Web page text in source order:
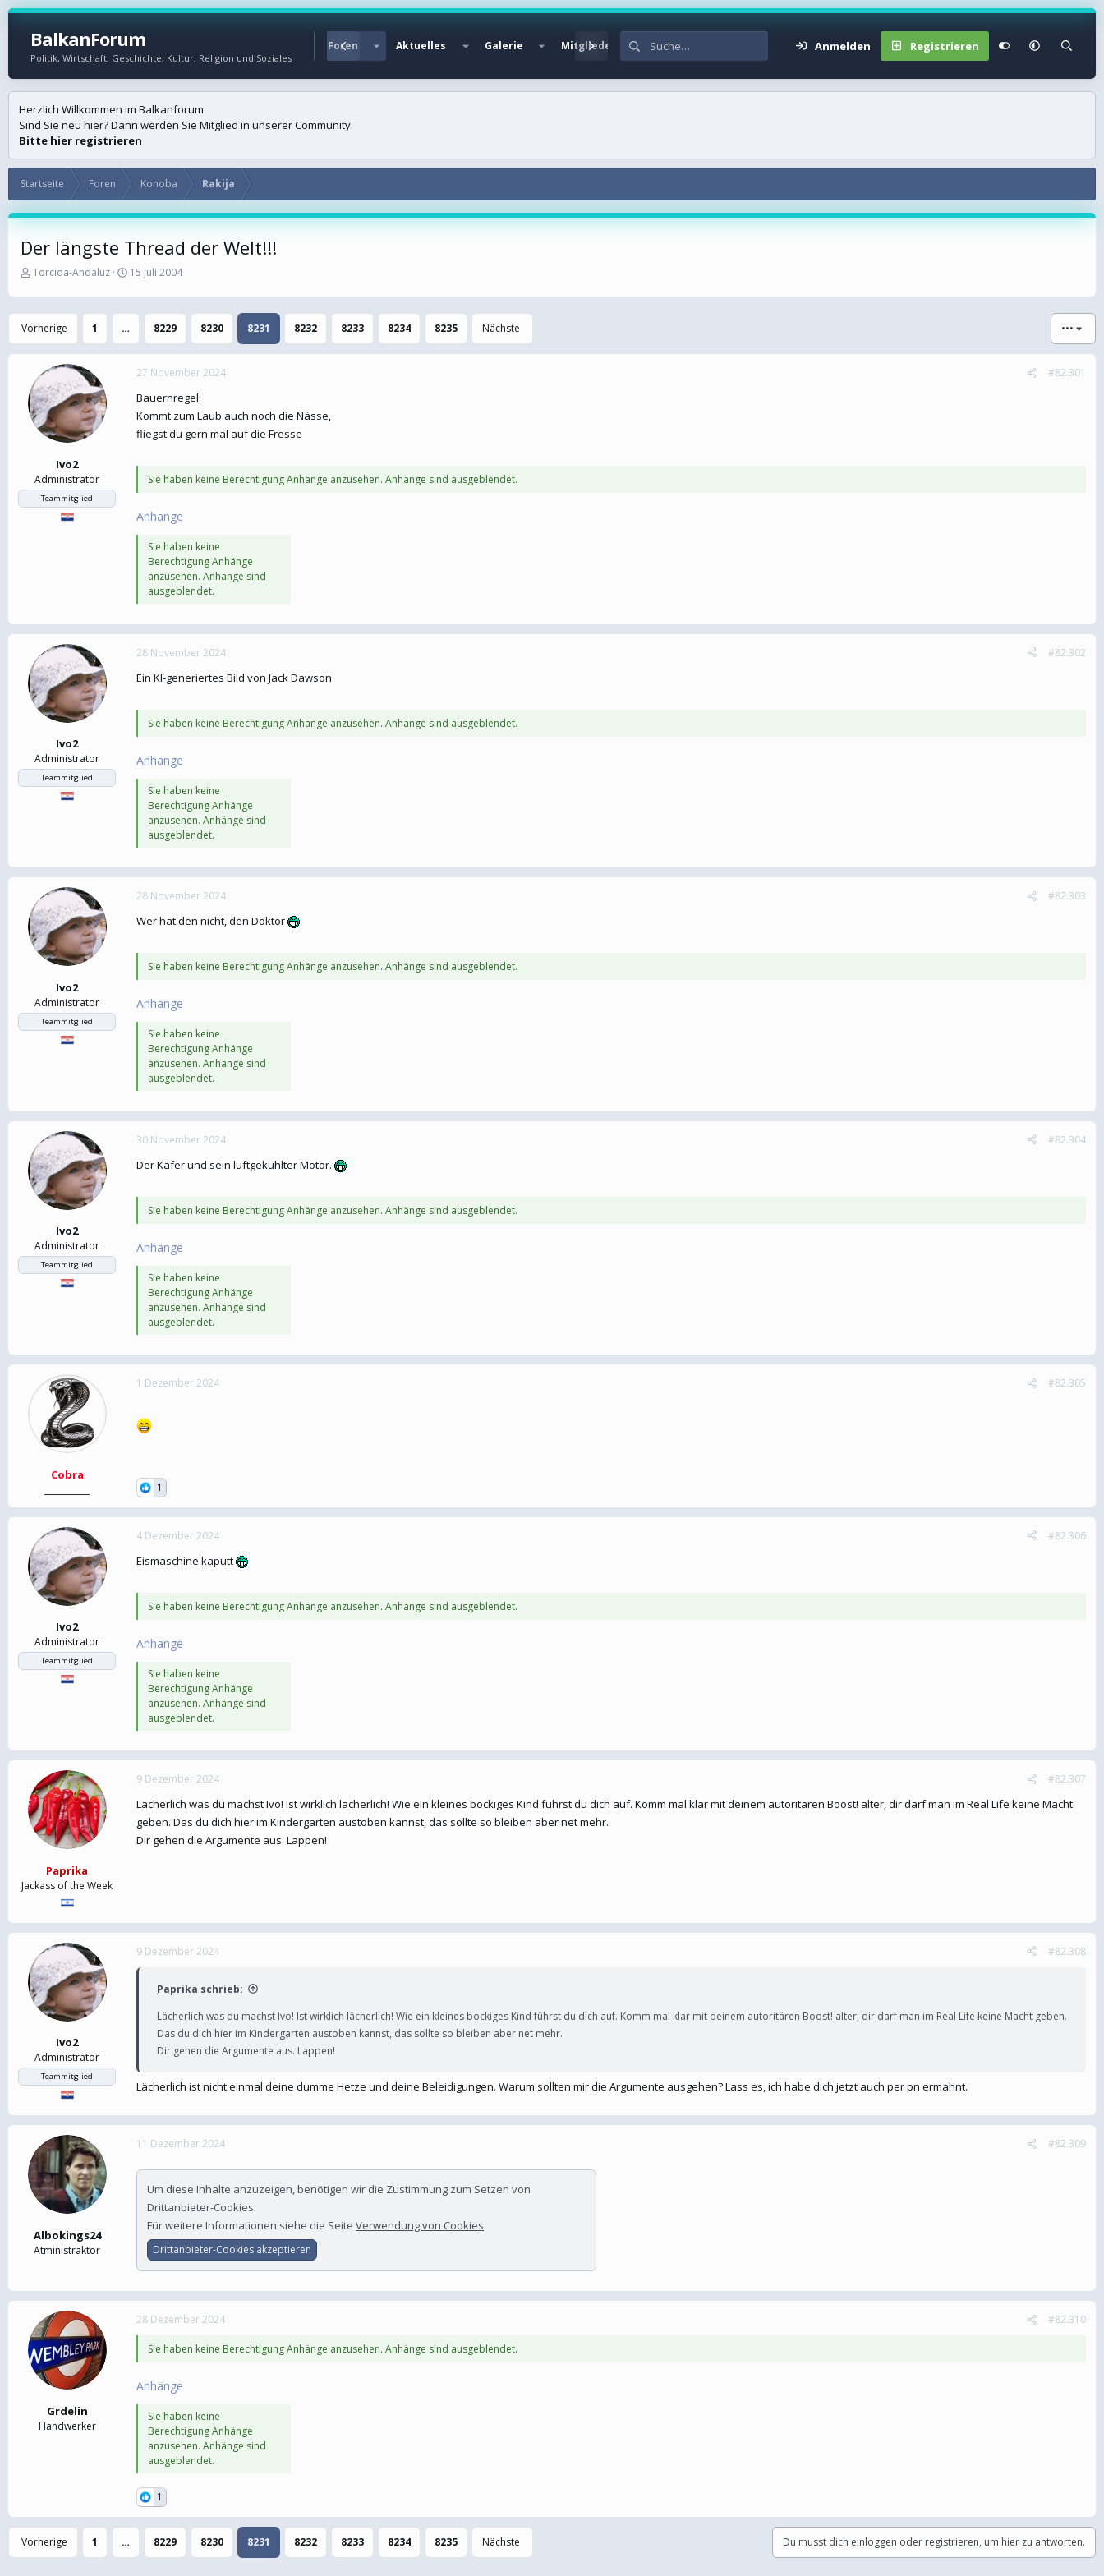
BalkanForum
Politik, Wirtschaft, Geschichte, Kultur, Religion und Soziales
Foren Aktuelles Galerie Mitglieder Anmelden Registrieren
Herzlich Willkommen im Balkanforum
Sind Sie neu hier? Dann werden Sie Mitglied in unserer Community.
Bitte hier registrieren
Startseite Foren Konoba Rakija
Der längste Thread der Welt!!!
E
s
t
e
l
e
r
Torcida-Andaluz
E
s
t
l
m
15 Juli 2004
Vorherige 1 … 8229 8230 8231 8232 8233 8234 8235 Nächste •••
Ivo2
Administrator
Teammitglied
27 November 2024 #82.301
Bauernregel:
Kommt zum Laub auch noch die Nässe,
fliegst du gern mal auf die Fresse
Sie haben keine Berechtigung Anhänge anzusehen. Anhänge sind ausgeblendet.
Anhänge
Sie haben keine
Berechtigung Anhänge
anzusehen. Anhänge sind
ausgeblendet.
Ivo2
Administrator
Teammitglied
28 November 2024 #82.302
Ein KI-generiertes Bild von Jack Dawson
Sie haben keine Berechtigung Anhänge anzusehen. Anhänge sind ausgeblendet.
Anhänge
Sie haben keine
Berechtigung Anhänge
anzusehen. Anhänge sind
ausgeblendet.
Ivo2
Administrator
Teammitglied
28 November 2024 #82.303
Wer hat den nicht, den Doktor
Sie haben keine Berechtigung Anhänge anzusehen. Anhänge sind ausgeblendet.
Anhänge
Sie haben keine
Berechtigung Anhänge
anzusehen. Anhänge sind
ausgeblendet.
Ivo2
Administrator
Teammitglied
30 November 2024 #82.304
Der Käfer und sein luftgekühlter Motor.
Sie haben keine Berechtigung Anhänge anzusehen. Anhänge sind ausgeblendet.
Anhänge
Sie haben keine
Berechtigung Anhänge
anzusehen. Anhänge sind
ausgeblendet.
Cobra
1 Dezember 2024 #82.305
1
Ivo2
Administrator
Teammitglied
4 Dezember 2024 #82.306
Eismaschine kaputt
Sie haben keine Berechtigung Anhänge anzusehen. Anhänge sind ausgeblendet.
Anhänge
Sie haben keine
Berechtigung Anhänge
anzusehen. Anhänge sind
ausgeblendet.
Paprika
Jackass of the Week
9 Dezember 2024 #82.307
Lächerlich was du machst Ivo! Ist wirklich lächerlich! Wie ein kleines bockiges Kind führst du dich auf. Komm mal klar mit deinem autoritären Boost! alter, dir darf man im Real Life keine Macht
geben. Das du dich hier im Kindergarten austoben kannst, das sollte so bleiben aber net mehr.
Dir gehen die Argumente aus. Lappen!
Ivo2
Administrator
Teammitglied
9 Dezember 2024 #82.308
Paprika schrieb:
Lächerlich was du machst Ivo! Ist wirklich lächerlich! Wie ein kleines bockiges Kind führst du dich auf. Komm mal klar mit deinem autoritären Boost! alter, dir darf man im Real Life keine Macht geben.
Das du dich hier im Kindergarten austoben kannst, das sollte so bleiben aber net mehr.
Dir gehen die Argumente aus. Lappen!
Lächerlich ist nicht einmal deine dumme Hetze und deine Beleidigungen. Warum sollten mir die Argumente ausgehen? Lass es, ich habe dich jetzt auch per pn ermahnt.
Albokings24
Atministraktor
11 Dezember 2024 #82.309
Um diese Inhalte anzuzeigen, benötigen wir die Zustimmung zum Setzen von
Drittanbieter-Cookies.
Für weitere Informationen siehe die Seite Verwendung von Cookies.
Drittanbieter-Cookies akzeptieren
Grdelin
Handwerker
28 Dezember 2024 #82.310
Sie haben keine Berechtigung Anhänge anzusehen. Anhänge sind ausgeblendet.
Anhänge
Sie haben keine
Berechtigung Anhänge
anzusehen. Anhänge sind
ausgeblendet.
1
Vorherige 1 … 8229 8230 8231 8232 8233 8234 8235 Nächste Du musst dich einloggen oder registrieren, um hier zu antworten.